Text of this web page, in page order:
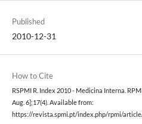
Published
2010-12-31
How to Cite
RSPMI R. Index 2010 - Medicina Interna.
Aug. 6];17(4). Available from:
https://revista.spmi.pt/index.php/rpmi/